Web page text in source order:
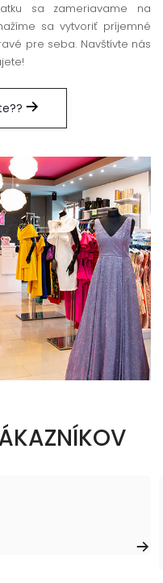
sa zameriavame na
sa vytvoriť príjemné
pre seba. Navštívte nás